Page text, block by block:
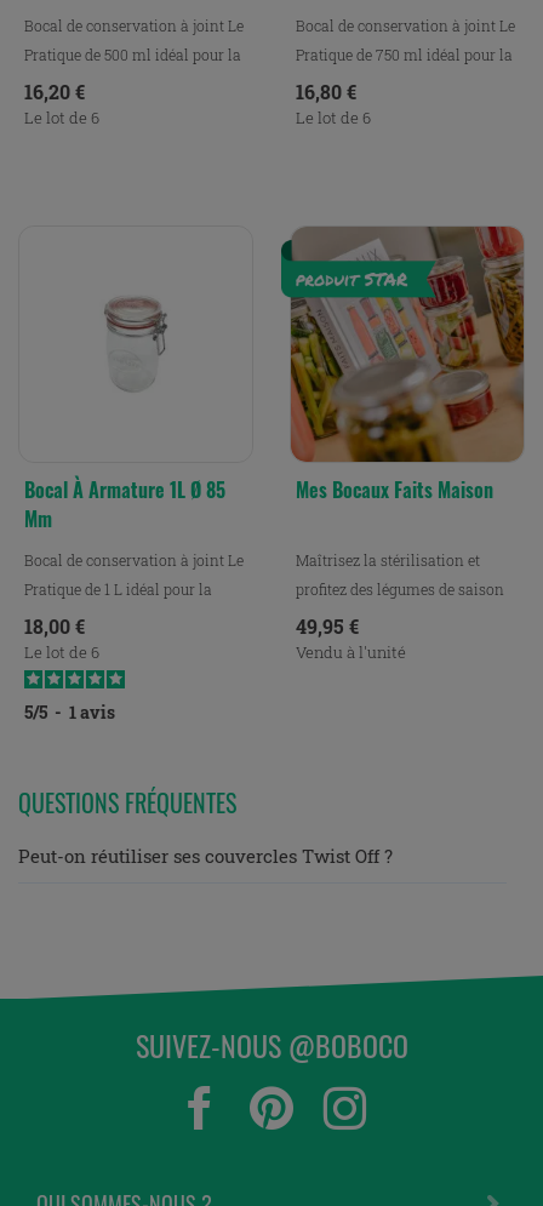
QUESTIONS FRÉQUENTES
Peut-on réutiliser ses couvercles Twist Off ?
Bocal de conservation à joint Le
Pratique de 500 ml idéal pour la
conservation,...
Prix
16,20 €
Le lot de 6
Bocal de conservation à joint Le
Pratique de 750 ml idéal pour la
conservation,...
Prix
16,80 €
Le lot de 6
Bocal À Armature 1L Ø 85
Mm
Bocal de conservation à joint Le
Pratique de 1 L idéal pour la
conservation, le...
Prix
18,00 €
Le lot de 6
5/5 - 1avis
Mes Bocaux Faits Maison
Maîtrisez la stérilisation et
profitez des légumes de saison
pour préparer de...
Prix
49,95 €
Vendu à l'unité
SUIVEZ-NOUS @BOBOCO